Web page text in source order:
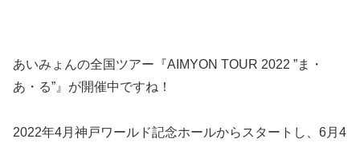
あいみょんの全国ツアー『AIMYON TOUR 2022 ”ま・
あ・る”』が開催中ですね！
2022年4月神戸ワールド記念ホールからスタートし、6月4